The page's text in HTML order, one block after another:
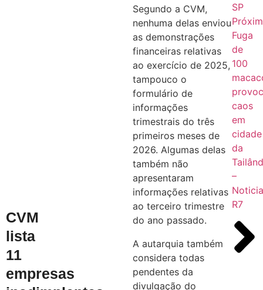
CVM
lista
11
empresas
Segundo a CVM,
nenhuma delas enviou
as demonstrações
financeiras relativas
ao exercício de 2025,
tampouco o
formulário de
informações
trimestrais do três
primeiros meses de
2026. Algumas delas
também não
apresentaram
informações relativas
ao terceiro trimestre
do ano passado.
A autarquia também
considera todas
pendentes da
divulgação do
SP
Fuga
de
100
caos
em
cidade
da
–
R7